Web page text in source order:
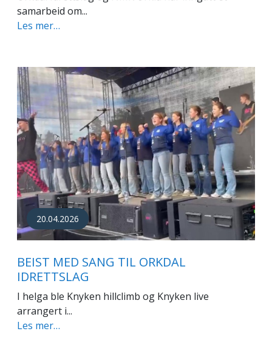
samarbeid om...
Les mer…
20.04.2026
BEIST MED SANG TIL ORKDAL
IDRETTSLAG
I helga ble Knyken hillclimb og Knyken live
arrangert i...
Les mer…